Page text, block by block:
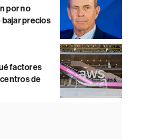
por no
bajar precios
factores
de